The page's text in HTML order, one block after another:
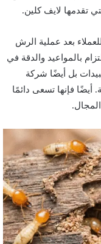
تقدمها لايف كلين.
بعد عملية الرش
بالمواعيد والدقة في
بل أيضًا شركة
أيضًا فإنها تسعى دائمًا